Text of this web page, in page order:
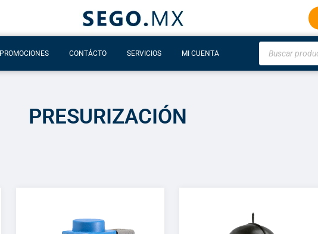
PROMOCIONES CONTÁCTO SERVICIOS MI CUENTA
PRESURIZACIÓN